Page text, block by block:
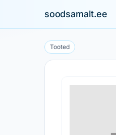
soodsamalt.ee
Tooted